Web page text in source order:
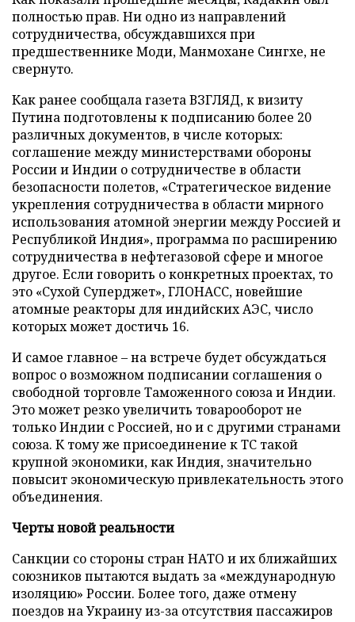
полностью прав. Ни одно из направлений
сотрудничества, обсуждавшихся при
предшественнике Моди, Манмохане Сингхе, не
свернуто.
Как ранее сообщала газета ВЗГЛЯД, к визиту
Путина подготовлены к подписанию более 20
различных документов, в числе которых:
соглашение между министерствами обороны
России и Индии о сотрудничестве в области
безопасности полетов, «Стратегическое видение
укрепления сотрудничества в области мирного
использования атомной энергии между Россией и
Республикой Индия», программа по расширению
сотрудничества в нефтегазовой сфере и многое
другое. Если говорить о конкретных проектах, то
это «Сухой Суперджет», ГЛОНАСС, новейшие
атомные реакторы для индийских АЭС, число
которых может достичь 16.
И самое главное – на встрече будет обсуждаться
вопрос о возможном подписании соглашения о
свободной торговле Таможенного союза и Индии.
Это может резко увеличить товарооборот не
только Индии с Россией, но и с другими странами
союза. К тому же присоединение к ТС такой
крупной экономики, как Индия, значительно
повысит экономическую привлекательность этого
объединения.
Черты новой реальности
Санкции со стороны стран НАТО и их ближайших
союзников пытаются выдать за «международную
изоляцию» России. Более того, даже отмену
поездов на Украину из-за отсутствия пассажиров